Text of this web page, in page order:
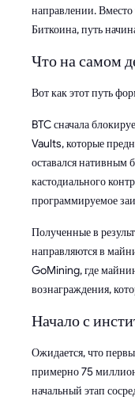
направлении. Вместо
Биткоина, путь
Что на самом
Вот как этот путь
BTC сначала
Vaults, которые
оставался нативным
кастодиального
программируемое
Полученные в
направляются в
GoMining, где
вознаграждения,
Начало с
Ожидается, что
примерно 75
начальный этап